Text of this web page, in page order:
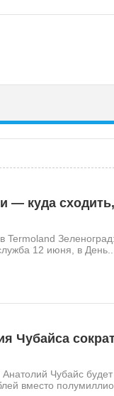
— куда
Termoland
12 июня, в День...
Чубайса
Чубайс будет
вместо